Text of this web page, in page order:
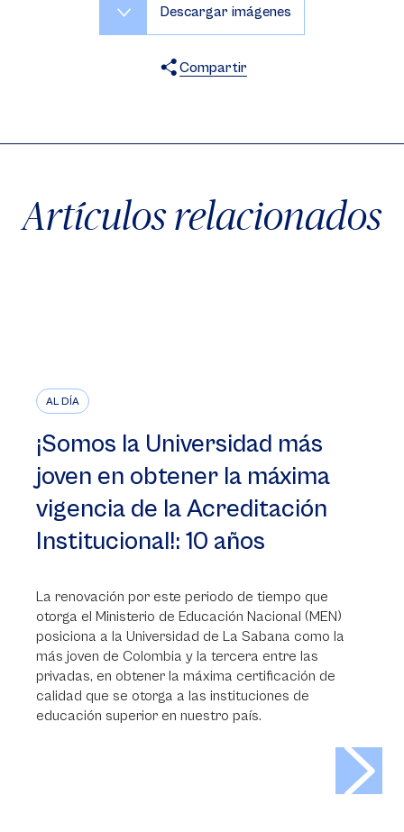
Descargar imágenes
Compartir
Artículos relacionados
AL DÍA
¡Somos la Universidad más
joven en obtener la máxima
vigencia de la Acreditación
Institucional!: 10 años
La renovación por este periodo de tiempo que
otorga el Ministerio de Educación Nacional (MEN)
posiciona a la Universidad de La Sabana como la
más joven de Colombia y la tercera entre las
privadas, en obtener la máxima certificación de
calidad que se otorga a las instituciones de
educación superior en nuestro país.